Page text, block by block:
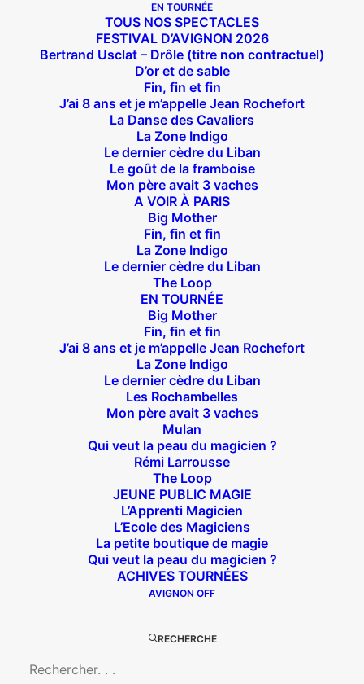
EN TOURNÉE
TOUS NOS SPECTACLES
FESTIVAL D’AVIGNON 2026
Bertrand Usclat – Drôle (titre non contractuel)
D’or et de sable
Fin, fin et fin
J’ai 8 ans et je m’appelle Jean Rochefort
La Danse des Cavaliers
La Zone Indigo
Le dernier cèdre du Liban
Le goût de la framboise
Mon père avait 3 vaches
A VOIR À PARIS
Big Mother
Fin, fin et fin
La Zone Indigo
Le dernier cèdre du Liban
The Loop
EN TOURNÉE
Big Mother
Fin, fin et fin
J’ai 8 ans et je m’appelle Jean Rochefort
La Zone Indigo
Le dernier cèdre du Liban
Les Rochambelles
Mon père avait 3 vaches
Mulan
Qui veut la peau du magicien ?
Rémi Larrousse
The Loop
JEUNE PUBLIC MAGIE
L’Apprenti Magicien
L’Ecole des Magiciens
La petite boutique de magie
Qui veut la peau du magicien ?
ACHIVES TOURNÉES
AVIGNON OFF
RECHERCHE
Suivez nous !
Théâtre des Béliers Parisiens
14 bis rue Sainte Isaure 75018 Paris
Joffrin / Simplon – Loc :01 42 62 35 00
À l’affiche
Big Mother
La Zone Indigo
Le goût de la framboise
Fin, fin et fin
The Loop
En tournée
The Loop
Confidences d’un illusionniste